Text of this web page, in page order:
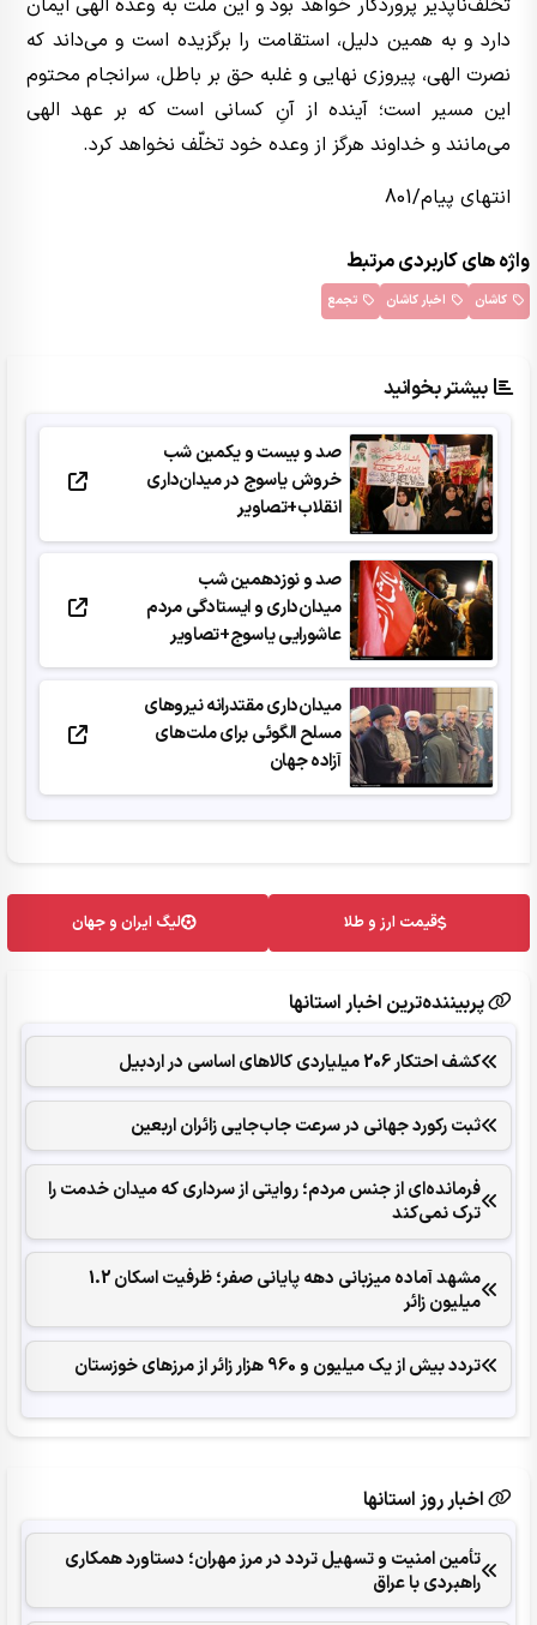
تخلف‌ناپذیر پروردگار خواهد بود و این ملت به وعده الهی ایمان
دارد و به همین دلیل، استقامت را برگزیده است و می‌داند که
نصرت الهی، پیروزی نهایی و غلبه حق بر باطل، سرانجام محتوم
این مسیر است؛ آینده از آنِ کسانی است که بر عهد الهی
می‌مانند و خداوند هرگز از وعده خود تخلّف نخواهد کرد.
انتهای پیام/801
واژه های کاربردی مرتبط
کاشان اخبار کاشان تجمع
بیشتر بخوانید
صد و بیست و یکمین شب
خروش یاسوج در میدان‌داری
انقلاب+تصاویر
صد و نوزدهمین شب
میدان‌داری و ایستادگی مردم
عاشورایی یاسوج+تصاویر
میدان‌داری مقتدرانه نیروهای
مسلح الگوئی برای ملت‌های
آزاده جهان
قیمت ارز و طلا لیگ ایران و جهان
پربیننده‌ترین اخبار استانها
کشف احتکار 206 میلیاردی کالاهای اساسی در اردبیل
ثبت رکورد جهانی در سرعت جاب‌جایی زائران اربعین
فرمانده‌ای از جنس مردم؛ روایتی از سرداری که میدان خدمت را
ترک نمی‌کند
مشهد آماده میزبانی دهه پایانی صفر؛ ظرفیت اسکان 1.2
میلیون زائر
تردد بیش از یک میلیون و 960 هزار زائر از مرزهای خوزستان
اخبار روز استانها
تأمین امنیت و تسهیل تردد در مرز مهران؛ دستاورد همکاری‌
راهبردی با عراق